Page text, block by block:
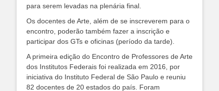
para serem levadas na plenária final.
Os docentes de Arte, além de se inscreverem para o
encontro, poderão também fazer a inscrição e
participar dos GTs e oficinas (período da tarde).
A primeira edição do Encontro de Professores de Arte
dos Institutos Federais foi realizada em 2016, por
iniciativa do Instituto Federal de São Paulo e reuniu
82 docentes de 20 estados do país. Foram